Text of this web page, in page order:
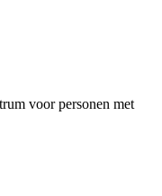
voor personen met